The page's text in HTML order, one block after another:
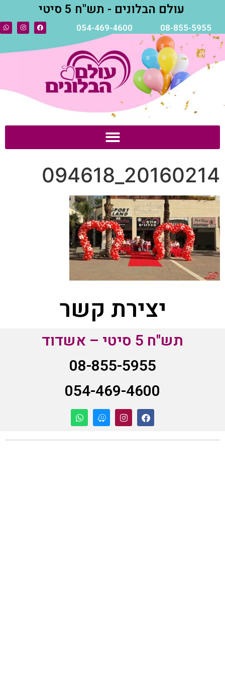
עולם הבלונים - תש"ח 5 סיטי
08-855-5955
054-469-4600
20160214_094618
יצירת קשר
תש"ח 5 סיטי – אשדוד
08-855-5955
054-469-4600